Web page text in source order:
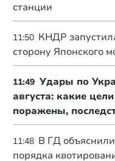
станции
11:50 КНДР
сторону Японского
11:49 Удары по
августа: какие
поражены,
11:48 В ГД
порядка